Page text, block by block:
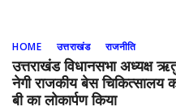
HOME उत्तराखंड राजनीति
उत्तराखंड विधानसभा अध्यक्ष
नेगी राजकीय बेस चिकित्सालय
बी का लोकार्पण किया